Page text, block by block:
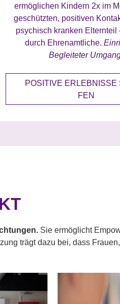
ermöglichen Kindern 2x im
geschützten, positiven
psychisch kranken Elternteil
durch Ehrenamtliche.
Begleiteter
POSITIVE ERLEBNISSE
FEN
Sie ermöglicht
trägt dazu bei, dass